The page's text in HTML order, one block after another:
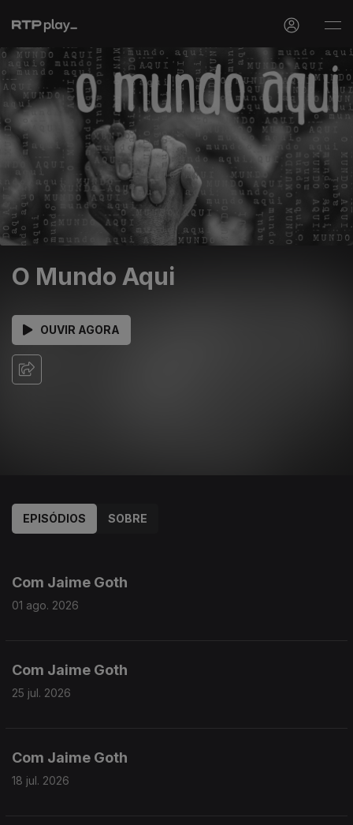
O Mundo Aqui
OUVIR AGORA
EPISÓDIOS SOBRE
Com Jaime Goth
01 ago. 2026
Com Jaime Goth
25 jul. 2026
Com Jaime Goth
18 jul. 2026